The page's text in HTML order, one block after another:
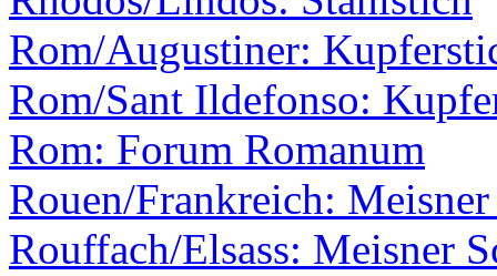
Rom/Augustiner:
Rom/Sant Ildefonso:
Rom: Forum Romanum
Rouen/Frankreich:
Rouffach/Elsass: Meisner